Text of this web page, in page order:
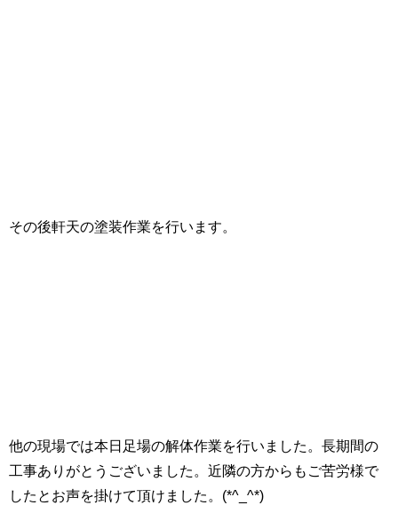
その後軒天の塗装作業を行います。
他の現場では本日足場の解体作業を行いました。長期間の
工事ありがとうございました。近隣の方からもご苦労様で
したとお声を掛けて頂けました。(*^_^*)